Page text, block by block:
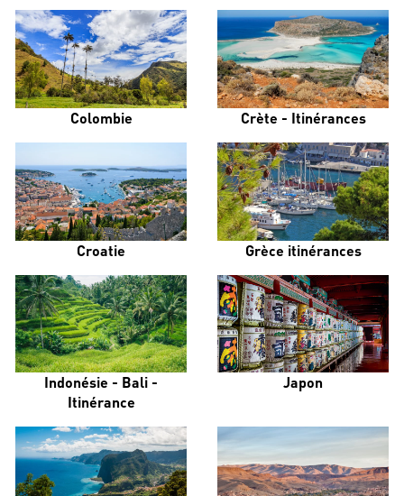
Colombie Crète - Itinérances
Croatie Grèce itinérances
Indonésie - Bali -
Itinérance
Japon